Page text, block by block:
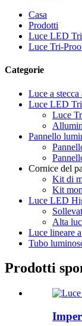
Casa
Prodotti
Luce LED
Luce Tri-
Categorie
Luce a
Luce LED
Luce
Pannello
Cornice del
Kit di
Kit
Luce LED
Alta
Luce lineare
Tubo
Prodotti